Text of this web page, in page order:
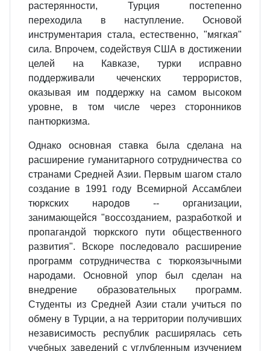
растерянности, Турция постепенно
переходила в наступление. Основой
инструментария стала, естественно, "мягкая"
сила. Впрочем, содействуя США в достижении
целей на Кавказе, турки исправно
поддерживали чеченских террористов,
оказывая им поддержку на самом высоком
уровне, в том числе через сторонников
пантюркизма.
Однако основная ставка была сделана на
расширение гуманитарного сотрудничества со
странами Средней Азии. Первым шагом стало
создание в 1991 году Всемирной Ассамблеи
тюркских народов -- организации,
занимающейся "воссозданием, разработкой и
пропагандой тюркского пути общественного
развития". Вскоре последовало расширение
программ сотрудничества с тюркоязычными
народами. Основной упор был сделан на
внедрение образовательных программ.
Студенты из Средней Азии стали учиться по
обмену в Турции, а на территории получивших
независимость республик расширялась сеть
учебных заведений с углубленным изучением